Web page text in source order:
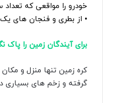
خودرو را مواقعی که
• از بطری و فنجان های
برای آیندگان زمین را پاک
کره زمین تنها منزل و
گرفته و زخم های بسیاری